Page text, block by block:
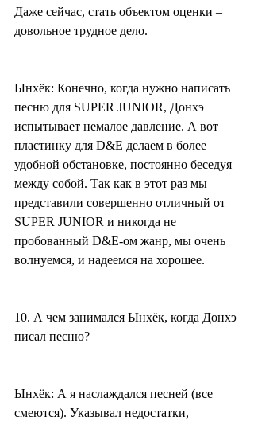
Даже сейчас, стать объектом оценки –
довольное трудное дело.
Ынхёк: Конечно, когда нужно написать
песню для SUPER JUNIOR, Донхэ
испытывает немалое давление. А вот
пластинку для D&E делаем в более
удобной обстановке, постоянно беседуя
между собой. Так как в этот раз мы
представили совершенно отличный от
SUPER JUNIOR и никогда не
пробованный D&E-ом жанр, мы очень
волнуемся, и надеемся на хорошее.
10. А чем занимался Ынхёк, когда Донхэ
писал песню?
Ынхёк: А я наслаждался песней (все
смеются). Указывал недостатки,